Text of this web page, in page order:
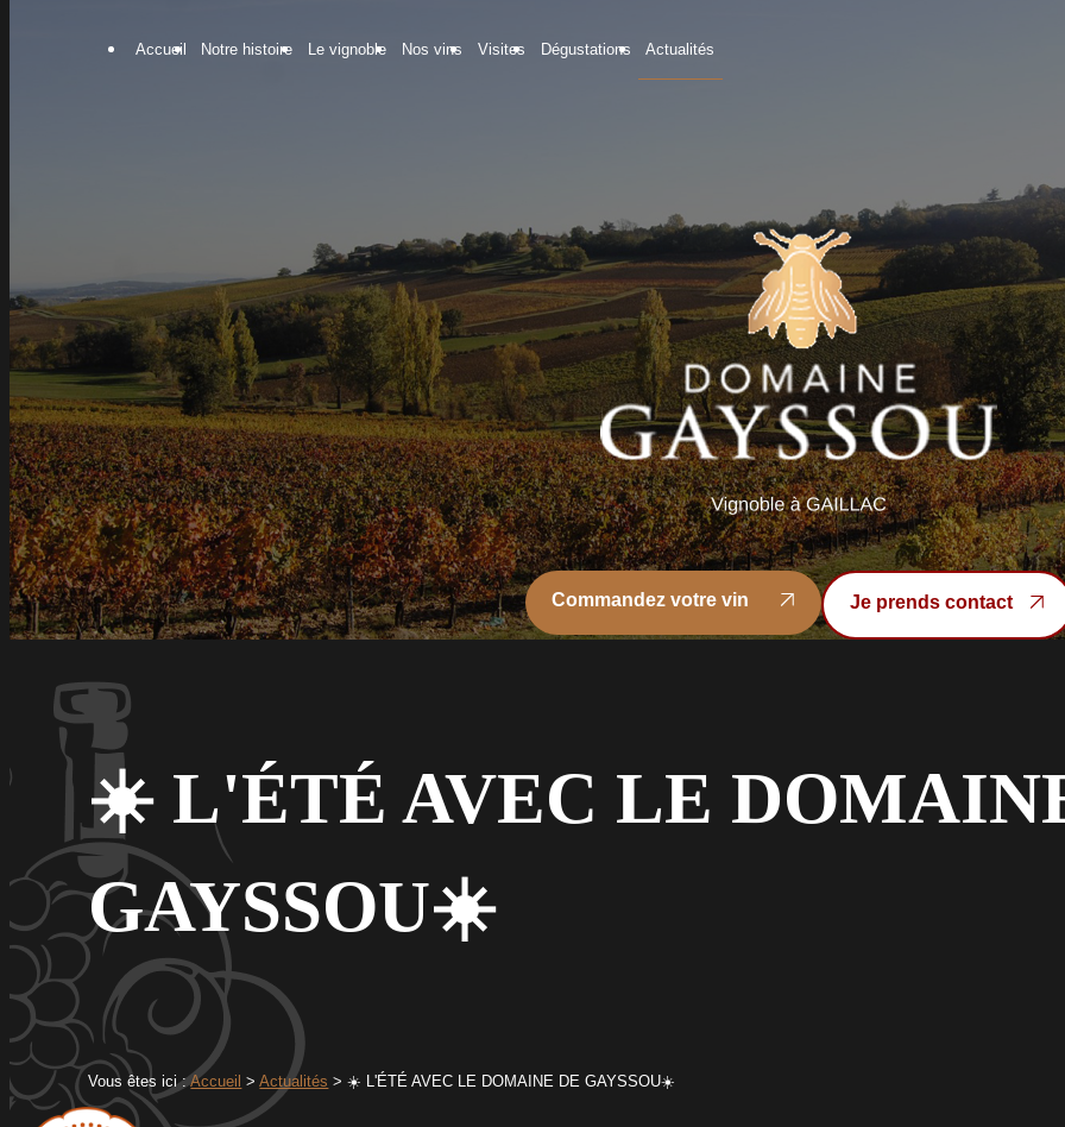
Accueil Notre histoire Le vignoble Nos vins Visites Dégustations Actualités
Commandez votre vin Je prends contact
☀️ L'ÉTÉ AVEC LE
GAYSSOU☀️
Vous êtes ici : Accueil >Actualités > ☀️ L'ÉTÉ AVEC LE DOMAINE DE GAYSSOU☀️